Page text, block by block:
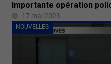
Importante opération
17 mai 2023
NOUVELLES